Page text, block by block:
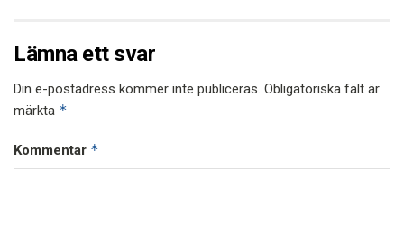
Lämna ett svar
Din e-postadress kommer inte publiceras. Obligatoriska fält är
märkta *
Kommentar *